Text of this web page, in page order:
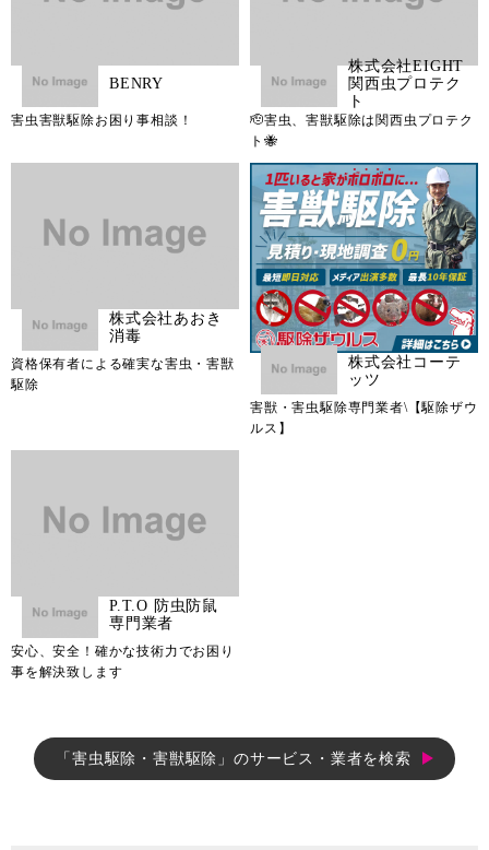
BENRY
害虫害獣駆除お困り事相談！
株式会社EIGHT
関西虫プロテク
ト
🫡害虫、害獣駆除は関西虫プロテク
ト🐝
株式会社あおき
消毒
資格保有者による確実な害虫・害獣
駆除
株式会社コーテ
ッツ
害獣・害虫駆除専門業者\【駆除ザウ
ルス】
P.T.O 防虫防鼠
専門業者
安心、安全！確かな技術力でお困り
事を解決致します
「害虫駆除・害獣駆除」のサービス・業者を検索